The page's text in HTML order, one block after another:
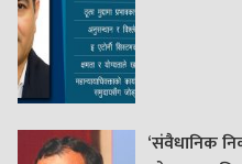
‘संवैधानिक